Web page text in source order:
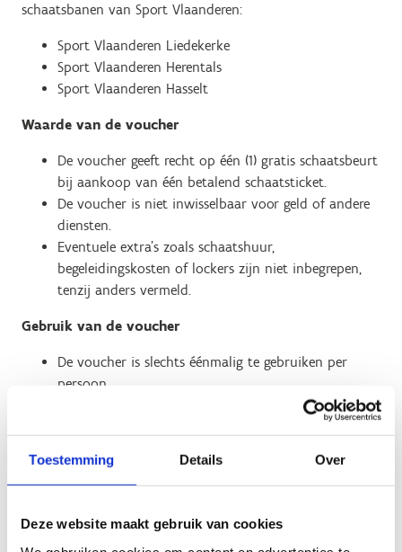
Toestemming Details Over
Deze website maakt gebruik van cookies
schaatsbanen van Sport Vlaanderen:
Sport Vlaanderen Liedekerke
Sport Vlaanderen Herentals
Sport Vlaanderen Hasselt
Waarde van de voucher
De voucher geeft recht op één (1) gratis schaatsbeurt
bij aankoop van één betalend schaatsticket.
De voucher is niet inwisselbaar voor geld of andere
diensten.
Eventuele extra’s zoals schaatshuur,
begeleidingskosten of lockers zijn niet inbegrepen,
tenzij anders vermeld.
Gebruik van de voucher
De voucher is slechts éénmalig te gebruiken per
persoon.
De voucher is uitsluitend online in te wisselen via
het officiële online reservatiesysteem van de
De voucher moet worden ingevuld of toegevoegd
tijdens het online reservatieproces, voor de betaling.
terugbetalingen zijn niet mogelijk.